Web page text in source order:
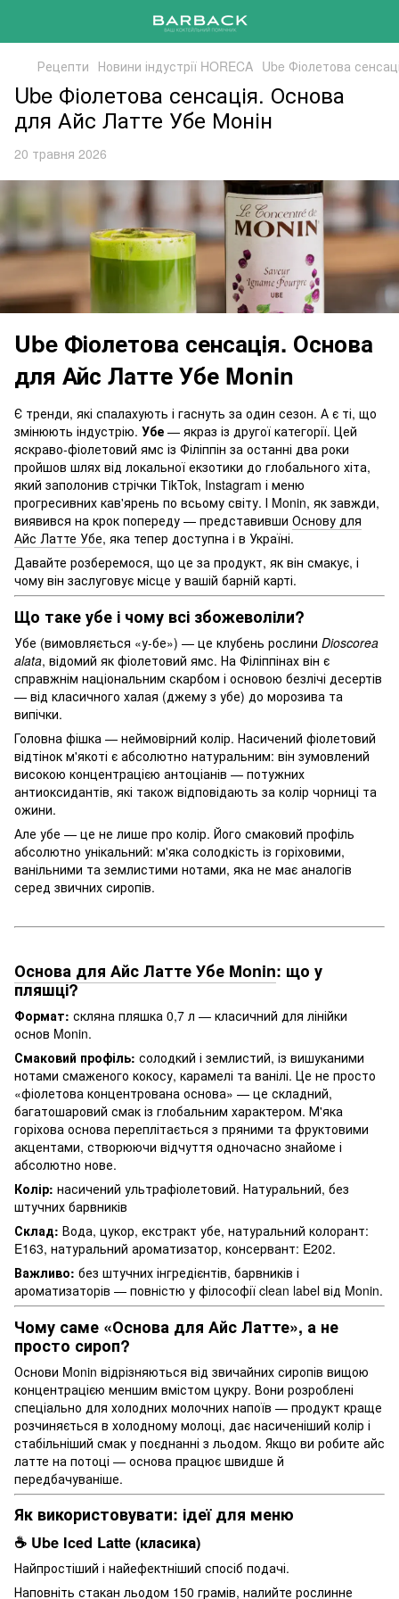
Рецепти Новини індустрії HORECA Ube Фіолетова
Ube Фіолетова сенсація. Основа
для Айс Латте Убе Монін
20 травня 2026
Ube Фіолетова сенсація. Основа
для Айс Латте Убе Monin
Є тренди, які спалахують і гаснуть за один сезон. А є ті, що
змінюють індустрію. Убе — якраз із другої категорії. Цей
яскраво-фіолетовий ямс із Філіппін за останні два роки
пройшов шлях від локальної екзотики до глобального хіта,
який заполонив стрічки TikTok, Instagram і меню
прогресивних кав'ярень по всьому світу. І Monin, як завжди,
виявився на крок попереду — представивши Основу для
Айс Латте Убе, яка тепер доступна і в Україні.
Давайте розберемося, що це за продукт, як він смакує, і
чому він заслуговує місце у вашій барній карті.
Що таке убе і чому всі збожеволіли?
Убе (вимовляється «у-бе») — це клубень рослини Dioscorea
alata, відомий як фіолетовий ямс. На Філіппінах він є
справжнім національним скарбом і основою безлічі десертів
— від класичного халая (джему з убе) до морозива та
випічки.
Головна фішка — неймовірний колір. Насичений фіолетовий
відтінок м'якоті є абсолютно натуральним: він зумовлений
високою концентрацією антоціанів — потужних
антиоксидантів, які також відповідають за колір чорниці та
ожини.
Але убе — це не лише про колір. Його смаковий профіль
абсолютно унікальний: м'яка солодкість із горіховими,
ванільними та землистими нотами, яка не має аналогів
серед звичних сиропів.
Основа для Айс Латте Убе Monin: що у
пляшці?
Формат: скляна пляшка 0,7 л — класичний для лінійки
основ Monin.
Смаковий профіль: солодкий і землистий, із вишуканими
нотами смаженого кокосу, карамелі та ванілі. Це не просто
«фіолетова концентрована основа» — це складний,
багатошаровий смак із глобальним характером. М'яка
горіхова основа переплітається з пряними та фруктовими
акцентами, створюючи відчуття одночасно знайоме і
абсолютно нове.
Колір: насичений ультрафіолетовий. Натуральний, без
штучних барвників
Склад: Вода, цукор, екстракт убе, натуральний колорант:
E163, натуральний ароматизатор, консервант: E202.
Важливо: без штучних інгредієнтів, барвників і
ароматизаторів — повністю у філософії clean label від Monin.
Чому саме «Основа для Айс Латте», а не
просто сироп?
Основи Monin відрізняються від звичайних сиропів вищою
концентрацією меншим вмістом цукру. Вони розроблені
спеціально для холодних молочних напоїв — продукт краще
розчиняється в холодному молоці, дає насиченіший колір і
стабільніший смак у поєднанні з льодом. Якщо ви робите айс
латте на потоці — основа працює швидше й
передбачуваніше.
Як використовувати: ідеї для меню
☕ Ube Iced Latte (класика)
Найпростіший і найефектніший спосіб подачі.
Наповніть стакан льодом 150 грамів, налийте рослинне